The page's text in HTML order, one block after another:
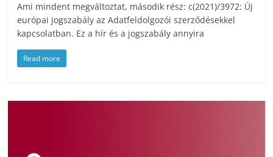
Ami mindent megváltoztat, második rész: c(2021)/3972: Új
európai jogszabály az Adatfeldolgozói szerződésekkel
kapcsolatban. Ez a hír és a jogszabály annyira
Read more